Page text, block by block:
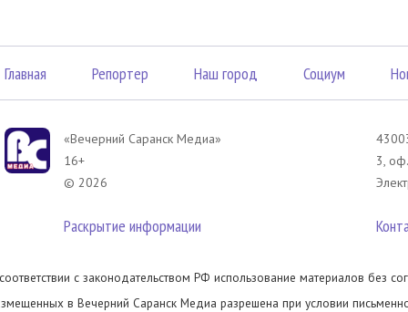
Главная Репортер Наш город Социум
«Вечерний Саранск Mедиа»
16+
© 2026
Раскрытие информации
3,
с законодательством РФ использование материалов без
в Вечерний Саранск Медиа разрешена при условии